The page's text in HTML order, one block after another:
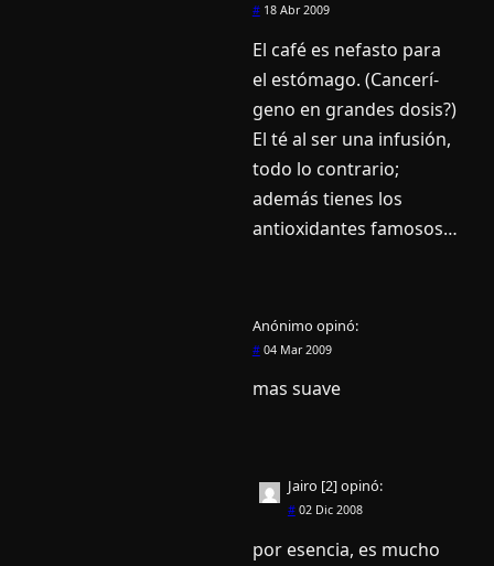
#18 Abr 2009
El café es nefasto para
el estómago. (Cancerí­
geno en grandes dosis?)
El té al ser una infusión,
todo lo contrario;
además tienes los
antioxidantes famosos…
Anónimo opinó:
#04 Mar 2009
mas suave
Jairo [2]opinó:
#02 Dic 2008
por esencia, es mucho